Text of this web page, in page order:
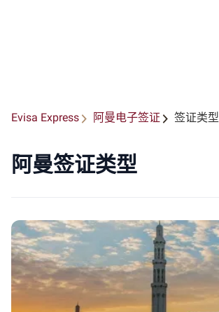
Evisa Express 阿曼电子签证 签证类型
阿曼签证类型